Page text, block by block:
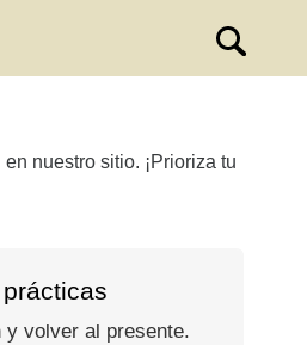
nuestro sitio. ¡Prioriza tu
volver al presente.